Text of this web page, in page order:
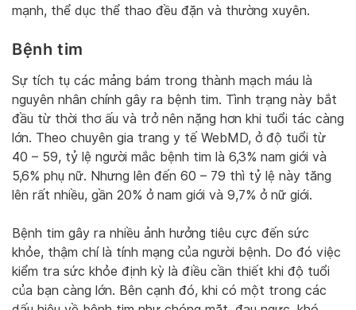
mạnh, thể dục thể thao đều đặn và thường xuyên.
Bệnh tim
Sự tích tụ các mảng bám trong thành mạch máu là
nguyên nhân chính gây ra bệnh tim. Tình trạng này bắt
đầu từ thời thơ ấu và trở nên nặng hơn khi tuổi tác càng
lớn. Theo chuyên gia trang y tế WebMD, ở độ tuổi từ
40 – 59, tỷ lệ người mắc bệnh tim là 6,3% nam giới và
5,6% phụ nữ. Nhưng lên đến 60 – 79 thì tỷ lệ này tăng
lên rất nhiều, gần 20% ở nam giới và 9,7% ở nữ giới.
Bệnh tim gây ra nhiều ảnh hưởng tiêu cực đến sức
khỏe, thậm chí là tính mạng của người bệnh. Do đó việc
kiểm tra sức khỏe định kỳ là điều cần thiết khi độ tuổi
của bạn càng lớn. Bên cạnh đó, khi có một trong các